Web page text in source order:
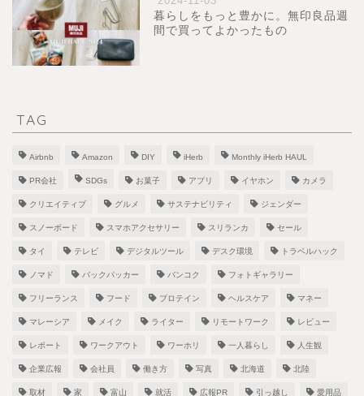
暮らしをもっと豊かに。無印良品週
間で買ってよかったもの
TAG
Airbnb Amazon DIY iHerb Monthly iHerb HAUL
PR会社 SDGs お菓子 アプリ イヤホン カメラ
クリエイティブ グルメ サステナビリティ ジェンダー
スノーボード スマホアクセサリー スリランカ セール
タイ テレビ デジタルツール デスク環境 トラベルハック
ノマド バックパッカー バンコク フォトギャラリー
フリーランス フード プロテイン ヘルスケア マネー
マレーシア メイク ライター リモートワーク レビュー
レポート ワークアウト ワーホリ 一人暮らし 人生観
企業広報 会社員 働き方 写真 北海道 北陸
取材 家 富山 就活 広報PR 引っ越し 愛用品